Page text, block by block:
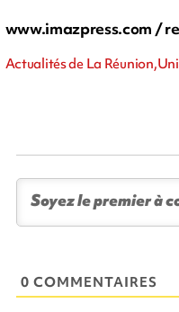
www.imazpress.com /
Actualités de La
0 COMMENTAIRES